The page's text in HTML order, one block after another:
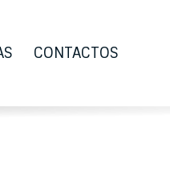
CONTACTOS